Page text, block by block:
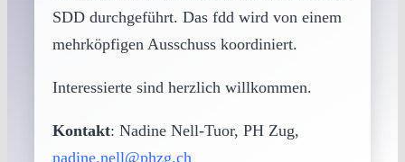
SDD durchgeführt. Das fdd wird von einem
mehrköpfigen Ausschuss koordiniert.
Interessierte sind herzlich willkommen.
Kontakt: Nadine Nell-Tuor, PH Zug,
nadine.nell@phzg.ch